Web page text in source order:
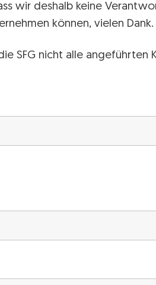
wir deshalb keine
können, vielen Dank.
SFG nicht alle angeführten